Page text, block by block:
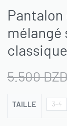
classique
5.500DZD
TAILLE 3-4